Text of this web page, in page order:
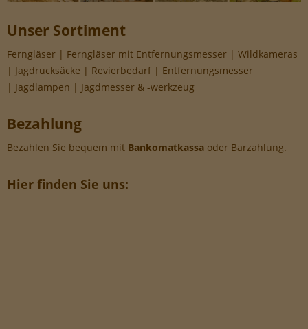
Unser Sortiment
Ferngläser | Ferngläser mit Entfernungsmesser | Wildkameras
| Jagdrucksäcke | Revierbedarf | Entfernungsmesser
| Jagdlampen | Jagdmesser & -werkzeug
Bezahlung
Bezahlen Sie bequem mit Bankomatkassa oder Barzahlung.
Hier finden Sie uns: